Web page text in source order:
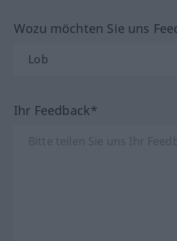
Wozu möchten Sie uns
Ihr Feedback*